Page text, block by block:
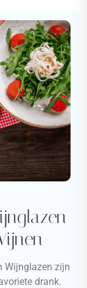
Wijnglazen zijn
drank.